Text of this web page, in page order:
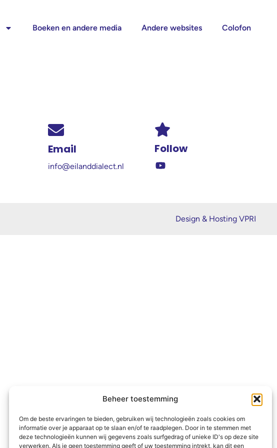
Beheer toestemming
Om de beste ervaringen te bieden, gebruiken wij technologieën zoals cookies om
informatie over je apparaat op te slaan en/of te raadplegen. Door in te stemmen met
deze technologieën kunnen wij gegevens zoals surfgedrag of unieke ID's op deze site
verwerken. Als je geen toestemming geeft of uw toestemming intrekt, kan dit een
Boeken en andere media Andere websites Colofon
Email
info@eilanddialect.nl
Follow
Design & Hosting VPRI